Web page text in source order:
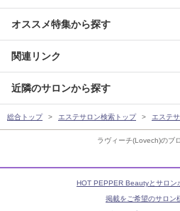
ラヴィーチ(Lovech)のブ
オススメ特集から探す
関連リンク
近隣のサロンから探す
総合トップ エステサロン検索トップ エステ
HOT PEPPER Beautyとサロン
掲載をご希望のサロン